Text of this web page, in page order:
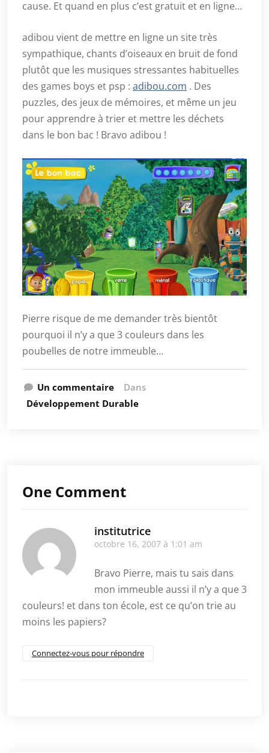
cause. Et quand en plus c’est gratuit et en ligne…
adibou vient de mettre en ligne un site très
sympathique, chants d’oiseaux en bruit de fond
plutôt que les musiques stressantes habituelles
des games boys et psp : adibou.com . Des
puzzles, des jeux de mémoires, et même un jeu
pour apprendre à trier et mettre les déchets
dans le bon bac ! Bravo adibou !
Pierre risque de me demander très bientôt
pourquoi il n’y a que 3 couleurs dans les
poubelles de notre immeuble…
Un commentaire
Dans
Développement Durable
One Comment
institutrice
octobre 16, 2007 à 1:01 am
Bravo Pierre, mais tu sais dans
mon immeuble aussi il n’y a que 3
couleurs! et dans ton école, est ce qu’on trie au
moins les papiers?
Connectez-vous pour répondre